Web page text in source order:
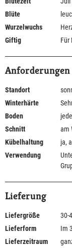
Blüte
Wurzelwuchs
Giftig
Für
Standort
Winterhärte
Boden
Schnitt
am
Kübelhaltung
ja,
Verwendung
Lieferung
Liefergröße
30-
Lieferform
Im
Lieferzeitraum